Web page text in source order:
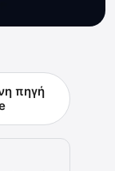
πηγή